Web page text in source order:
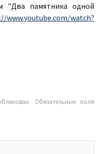
"Два памятника одной
www.youtube.com/watch?
Обязательные поля